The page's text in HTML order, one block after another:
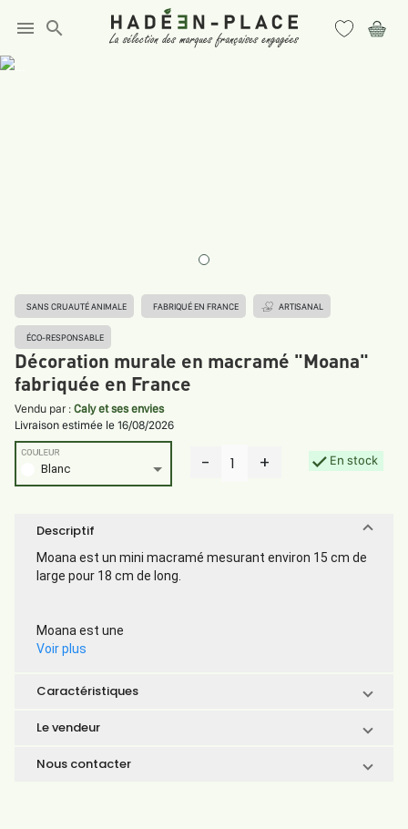
menu search
SANS CRUAUTÉ ANIMALE FABRIQUÉ EN FRANCE ARTISANAL
ÉCO-RESPONSABLE
Décoration murale en macramé "Moana"
fabriquée en France
Vendu par : Caly et ses envies
Livraison estimée le 16/08/2026
Blanc
COULEUR - 1 + En stock
Descriptif
Moana est un mini macramé mesurant environ 15 cm de
large pour 18 cm de long.
Moana est une
Voir plus
Caractéristiques
Le vendeur
Nous contacter